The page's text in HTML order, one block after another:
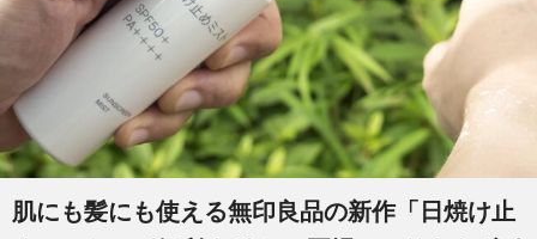
肌にも髪にも使える無印良品の新作「日焼け止